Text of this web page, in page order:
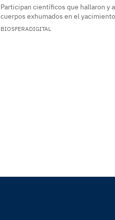
Participan científicos que hallaron y
cuerpos exhumados en el
BIOSFERADIGITAL